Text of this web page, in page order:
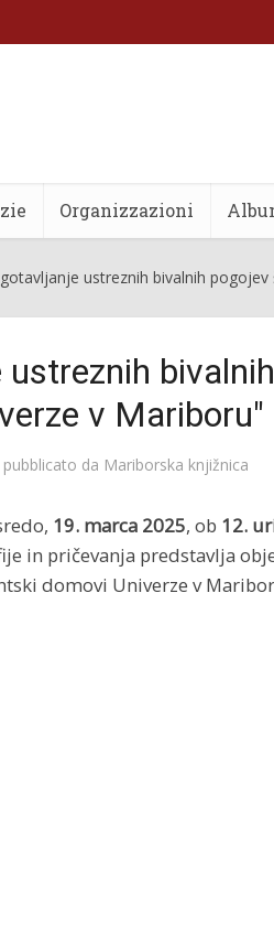
Organizzazioni
ustreznih bivalnih
v Mariboru"
pubblicato da Mariborska knjižnica
19. marca 2025, ob 12.
in pričevanja predstavlja
domovi Univerze v